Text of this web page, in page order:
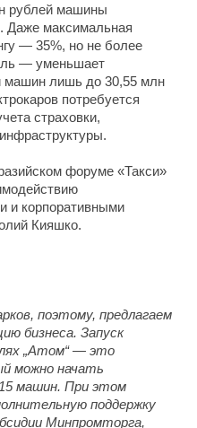
рублей машины
Даже максимальная
— 35%, но не более
— уменьшает
машин лишь до 30,55 млн
потребуется
страховки,
форуме «Такси»
и корпоративными
Кияшко.
поэтому, предлагаем
бизнеса. Запуск
„Атом“ — это
можно начать
машин. При этом
поддержку
Минпромторга,